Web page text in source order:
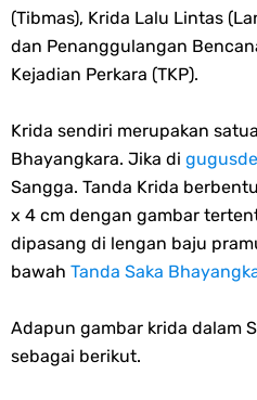
(Tibmas), Krida Lalu Lintas
dan Penanggulangan
Kejadian Perkara (TKP).
Krida sendiri merupakan
Bhayangkara. Jika di
Sangga. Tanda Krida
x 4 cm dengan gambar
dipasang di lengan baju
bawah Tanda Saka
Adapun gambar krida dalam
sebagai berikut.